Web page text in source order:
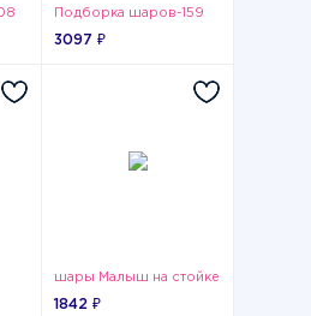
Подборка шаров-159
3097 ₽
шары Малыш на стойке
1842 ₽